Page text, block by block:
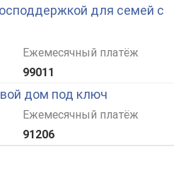
для семей с
Ежемесячный платёж
99011
дом под ключ
Ежемесячный платёж
91206